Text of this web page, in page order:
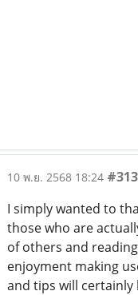
10 พ.ย. 2568 18:24
I simply wanted to
those who are
of others and
enjoyment making
and tips will certainly